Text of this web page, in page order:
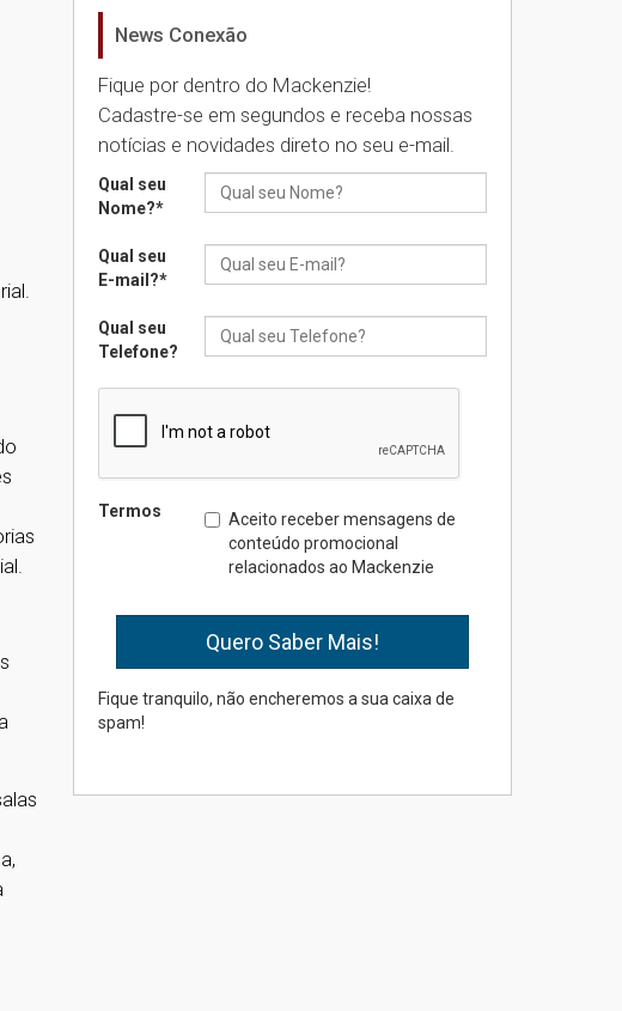
Como os pais podem investir
na educação dos filhos além
da escola
04.08.2026
Transformadora reúne
docentes para debater
inovação e desafios da
04.08.2026
finalista do Prêmio Jabuti
com obra sobre ética e
arquitetura contemporânea
parcerias internacionais
03.08.2026
News Conexão
Fique por dentro do Mackenzie!
Cadastre-se em segundos e receba nossas
notícias e novidades direto no seu e-mail.
Qual seu
Nome?*
Qual seu
E-mail?*
Qual seu
Telefone?
Termos
Aceito receber mensagens de
conteúdo promocional
relacionados ao Mackenzie
Fique tranquilo, não encheremos a sua caixa de
spam!